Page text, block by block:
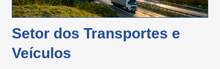
Setor dos Transportes e
Veículos